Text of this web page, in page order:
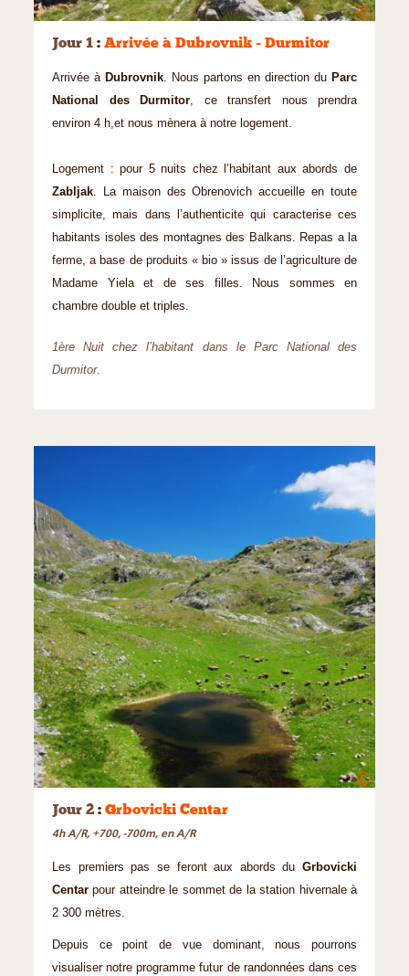
©
Jour 1 : Arrivée à Dubrovnik - Durmitor
Arrivée à Dubrovnik. Nous partons en direction du Parc
National des Durmitor, ce transfert nous prendra
environ 4 h,et nous mènera à notre logement.
Logement : pour 5 nuits chez l’habitant aux abords de
Zabljak. La maison des Obrenovich accueille en toute
simplicite, mais dans l’authenticite qui caracterise ces
habitants isoles des montagnes des Balkans. Repas a la
ferme, a base de produits « bio » issus de l’agriculture de
Madame Yiela et de ses filles. Nous sommes en
chambre double et triples.
1ère Nuit chez l’habitant dans le Parc National des
Durmitor.
©
Jour 2 : Grbovicki Centar
4h A/R, +700, -700m, en A/R
Les premiers pas se feront aux abords du Grbovicki
Centarpour atteindre le sommet de la station hivernale à
2 300 mètres.
Depuis ce point de vue dominant, nous pourrons
visualiser notre programme futur de randonnées dans ces